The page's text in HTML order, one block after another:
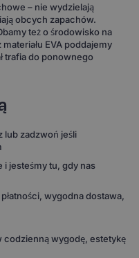
– nie wydzielają
obcych zapachów.
też o środowisko na
EVA poddajemy
trafia do ponownego
lub zadzwoń jeśli
i jesteśmy tu, gdy nas
wygodna dostawa,
codzienną wygodę, estetykę